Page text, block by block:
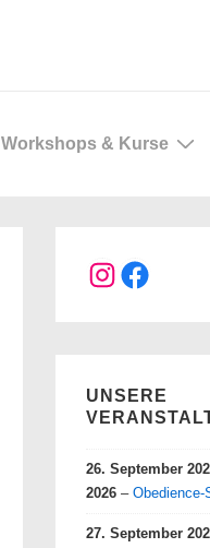
Workshops & Kurse
Instagram
UNSERE
26. September
2026 – Obedience-
27. September